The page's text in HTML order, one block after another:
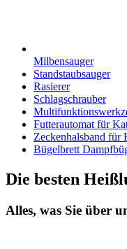
Milbensauger
Standstaubsauger
Rasierer
Schlagschrauber
Futterautomat für
Zeckenhalsband für
Bügelbrett
Die besten
Alles, was Sie über